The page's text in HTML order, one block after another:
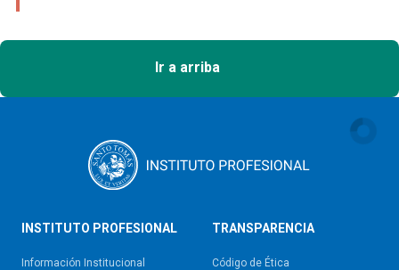
Ir a arriba
INSTITUTO PROFESIONAL
Información Institucional
TRANSPARENCIA
Código de Ética